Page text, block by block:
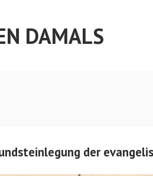
DAMALS
der